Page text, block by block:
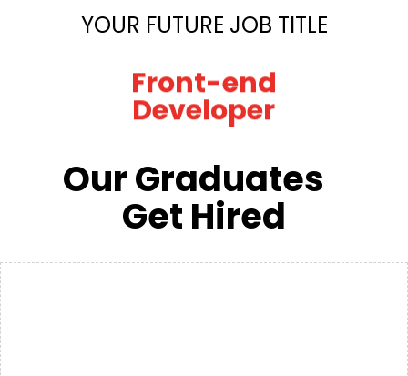
YOUR FUTURE JOB TITLE
Front-end
Developer
Our Graduates
Get Hired